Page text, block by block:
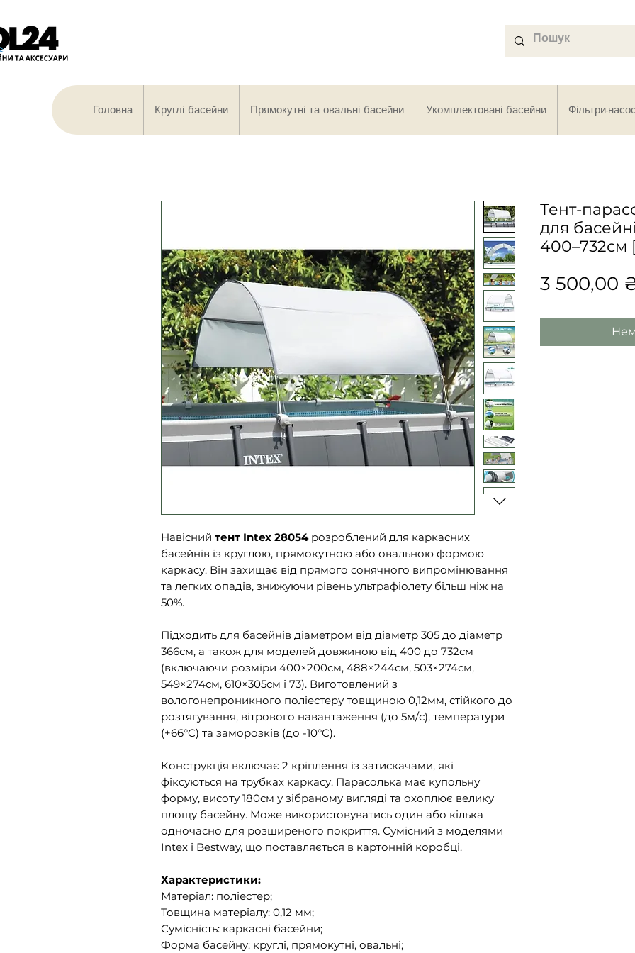
Навісний тент Intex 28054розроблений для каркасних
басейнів із круглою, прямокутною або овальною формою
каркасу. Він захищає від прямого сонячного випромінювання
та легких опадів, знижуючи рівень ультрафіолету більш ніж на
50%.
Підходить для басейнів діаметром від діаметр 305 до діаметр
366см, а також для моделей довжиною від 400 до 732см
(включаючи розміри 400×200см, 488×244см, 503×274см,
549×274см, 610×305см і 73). Виготовлений з
вологонепроникного поліестеру товщиною 0,12мм, стійкого до
розтягування, вітрового навантаження (до 5м/с), температури
(+66°C) та заморозків (до -10°C).
Конструкція включає 2 кріплення із затискачами, які
фіксуються на трубках каркасу. Парасолька має купольну
форму, висоту 180см у зібраному вигляді та охоплює велику
площу басейну. Може використовуватись один або кілька
одночасно для розширеного покриття. Сумісний з моделями
Intex і Bestway, що поставляється в картонній коробці.
Характеристики:
Матеріал: поліестер;
Товщина матеріалу: 0,12 мм;
Сумісність: каркасні басейни;
Форма басейну: круглі, прямокутні, овальні;
Тент-
для
400–732см
3 500,00
Головна Круглі басейни Прямокутні та овальні басейни Укомплектовані басейни Фільтри-